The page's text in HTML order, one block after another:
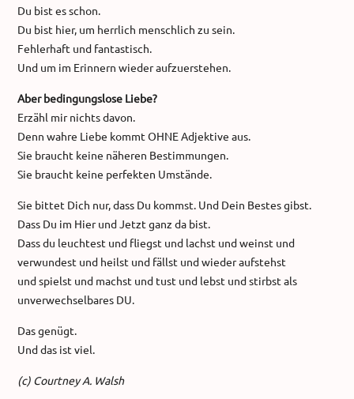
Du bist es schon.
Du bist hier, um herrlich menschlich zu sein.
Fehlerhaft und fantastisch.
Und um im Erinnern wieder aufzuerstehen.
Aber bedingungslose Liebe?
Erzähl mir nichts davon.
Denn wahre Liebe kommt OHNE Adjektive aus.
Sie braucht keine näheren Bestimmungen.
Sie braucht keine perfekten Umstände.
Sie bittet Dich nur, dass Du kommst. Und Dein Bestes gibst.
Dass Du im Hier und Jetzt ganz da bist.
Dass du leuchtest und fliegst und lachst und weinst und
verwundest und heilst und fällst und wieder aufstehst
und spielst und machst und tust und lebst und stirbst als
unverwechselbares DU.
Das genügt.
Und das ist viel.
(c) Courtney A. Walsh